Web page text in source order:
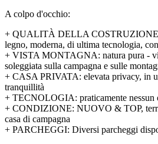
A colpo d'occhio:
+ QUALITÀ DELLA COSTRUZIONE:
legno, moderna, di ultima tecnologia,
+ VISTA MONTAGNA: natura pura -
soleggiata sulla campagna e sulle
+ CASA PRIVATA: elevata privacy, in
tranquillità
+ TECNOLOGIA: praticamente nessun
+ CONDIZIONE: NUOVO & TOP,
casa di campagna
+ PARCHEGGI: Diversi parcheggi